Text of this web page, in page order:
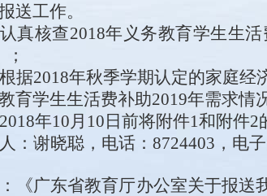
送工作。
认真核查2018年 义务教育学生生
；
根据2018年秋季学期认定的家庭经
育学生生活费补助2019年需求情
2018年10月10日前将附件1和附件2
：谢晓聪，电话：8724403 ，电
： 《广东省教育厅办公室关于报送